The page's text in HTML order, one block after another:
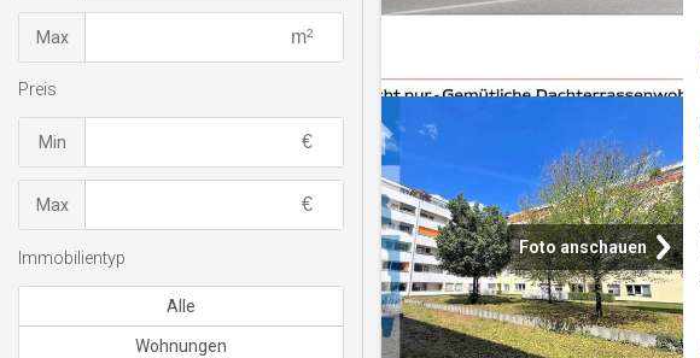
Foto anschauen
Max
Preis
Min
Max
Immobilientyp
Alle
Wohnungen